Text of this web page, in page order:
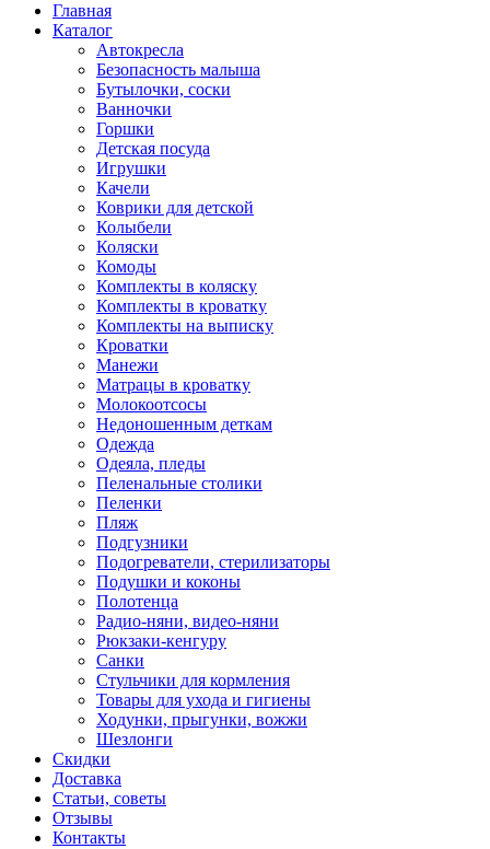
Главная
Каталог
Автокресла
Безопасность малыша
Бутылочки, соски
Ванночки
Горшки
Детская посуда
Игрушки
Качели
Коврики для детской
Колыбели
Коляски
Комоды
Комплекты в коляску
Комплекты в кроватку
Комплекты на выписку
Кроватки
Манежи
Матрацы в кроватку
Молокоотсосы
Недоношенным деткам
Одежда
Одеяла, пледы
Пеленальные столики
Пеленки
Пляж
Подгузники
Подогреватели, стерилизаторы
Подушки и коконы
Полотенца
Радио-няни, видео-няни
Рюкзаки-кенгуру
Санки
Стульчики для кормления
Товары для ухода и гигиены
Ходунки, прыгунки, вожжи
Шезлонги
Скидки
Доставка
Статьи, советы
Отзывы
Контакты